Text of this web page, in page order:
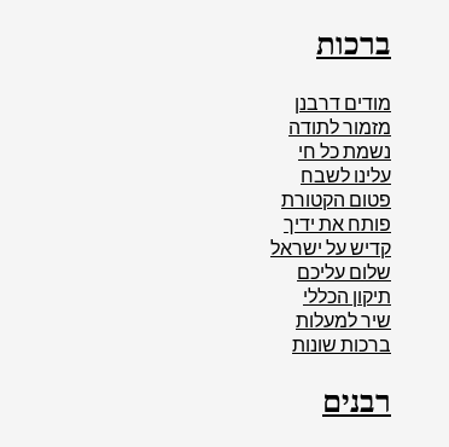
ברכות
מודים דרבנן
מזמור לתודה
נשמת כל חי
עלינו לשבח
פטום הקטורת
פותח את ידיך
קדיש על ישראל
שלום עליכם
תיקון הכללי
שיר למעלות
ברכות שונות
רבנים